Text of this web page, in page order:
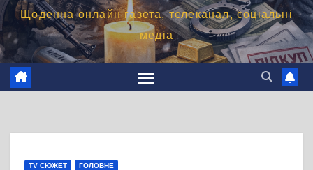
Щоденна онлайн газета, телеканал, соціальні
медіа
TV СЮЖЕТ ГОЛОВНЕ